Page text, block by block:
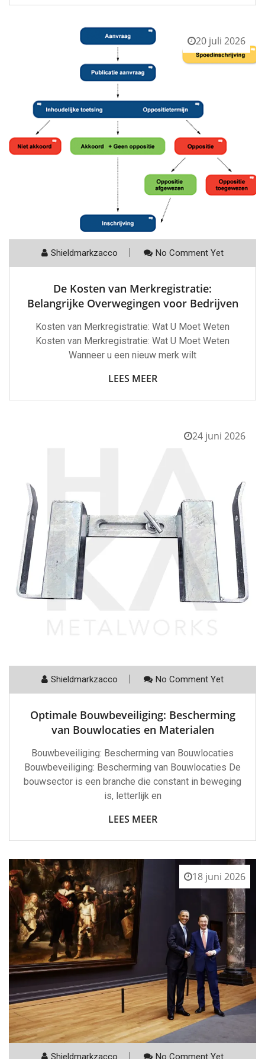
20 juli 2026
Shieldmarkzacco No Comment Yet
De Kosten van Merkregistratie:
Belangrijke Overwegingen voor Bedrijven
Kosten van Merkregistratie: Wat U Moet Weten
Kosten van Merkregistratie: Wat U Moet Weten
Wanneer u een nieuw merk wilt
LEES MEER
24 juni 2026
Shieldmarkzacco No Comment Yet
Optimale Bouwbeveiliging: Bescherming
van Bouwlocaties en Materialen
Bouwbeveiliging: Bescherming van Bouwlocaties
Bouwbeveiliging: Bescherming van Bouwlocaties De
bouwsector is een branche die constant in beweging
is, letterlijk en
LEES MEER
18 juni 2026
Shieldmarkzacco No Comment Yet